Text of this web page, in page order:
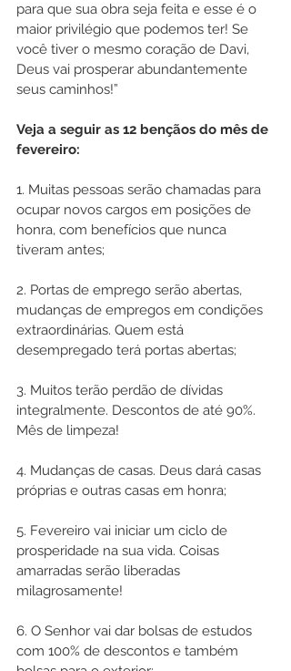
para que sua obra seja feita e esse é o
maior privilégio que podemos ter! Se
você tiver o mesmo coração de Davi,
Deus vai prosperar abundantemente
seus caminhos!”
Veja a seguir as 12 bençãos do mês de
fevereiro:
1. Muitas pessoas serão chamadas para
ocupar novos cargos em posições de
honra, com benefícios que nunca
tiveram antes;
2. Portas de emprego serão abertas,
mudanças de empregos em condições
extraordinárias. Quem está
desempregado terá portas abertas;
3. Muitos terão perdão de dívidas
integralmente. Descontos de até 90%.
Mês de limpeza!
4. Mudanças de casas. Deus dará casas
próprias e outras casas em honra;
5. Fevereiro vai iniciar um ciclo de
prosperidade na sua vida. Coisas
amarradas serão liberadas
milagrosamente!
6. O Senhor vai dar bolsas de estudos
com 100% de descontos e também